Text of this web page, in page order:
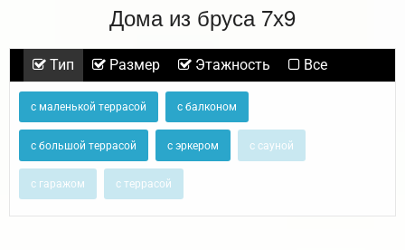
Дома из бруса 7х9
Тип Размер Этажность Все
с маленькой террасой с балконом
с большой террасой с эркером с сауной
с гаражом с террасой